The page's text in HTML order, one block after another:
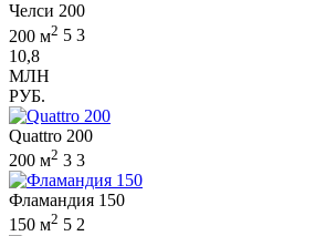
Челси 200
200 м2 5 3
10,8
МЛН
РУБ.
Quattro 200
200 м2 3 3
Фламандия 150
150 м2 5 2